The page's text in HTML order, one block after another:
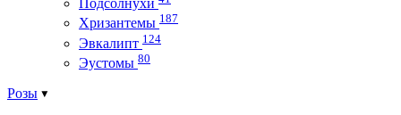
Подсолнухи
Хризантемы 187
Эвкалипт 124
Эустомы 80
Розы